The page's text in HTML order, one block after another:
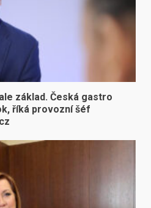
základ. Česká gastro
říká provozní šéf